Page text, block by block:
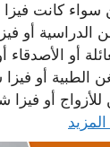
سواء كانت فيزا
الدراسية أو
أو الأصدقاء
الطبية أو
أو فيزا
المزيد